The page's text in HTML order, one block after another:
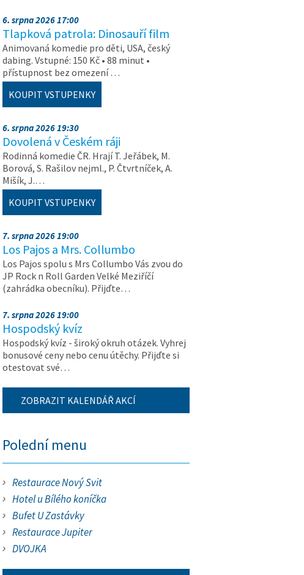
6. srpna 2026 17:00
Tlapková patrola: Dinosauří film
Animovaná komedie pro děti, USA, český
dabing. Vstupné: 150 Kč • 88 minut •
přístupnost bez omezení …
KOUPIT VSTUPENKY
6. srpna 2026 19:30
Dovolená v Českém ráji
Rodinná komedie ČR. Hrají T. Jeřábek, M.
Borová, S. Rašilov nejml., P. Čtvrtníček, A.
Mišík, J.…
KOUPIT VSTUPENKY
7. srpna 2026 19:00
Los Pajos a Mrs. Collumbo
Los Pajos spolu s Mrs Collumbo Vás zvou do
JP Rock n Roll Garden Velké Meziříčí
(zahrádka obecníku). Přijďte…
7. srpna 2026 19:00
Hospodský kvíz
Hospodský kvíz - široký okruh otázek. Vyhrej
bonusové ceny nebo cenu útěchy. Přijďte si
otestovat své…
ZOBRAZIT KALENDÁŘ AKCÍ
Polední menu
Restaurace Nový Svit
Hotel u Bílého koníčka
Bufet U Zastávky
Restaurace Jupiter
DVOJKA